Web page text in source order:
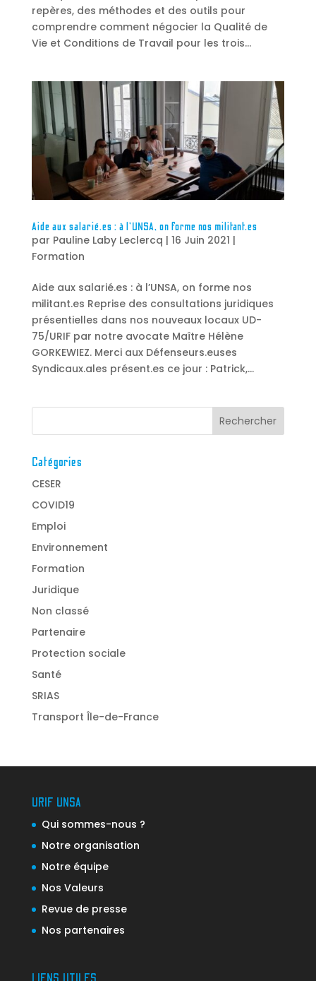
repères, des méthodes et des outils pour
comprendre comment négocier la Qualité de
Vie et Conditions de Travail pour les trois...
Aide aux salarié.es : à l’UNSA, on forme nos militant.es
par Pauline Laby Leclercq | 16 Juin 2021 |
Formation
Aide aux salarié.es : à l’UNSA, on forme nos
militant.es Reprise des consultations juridiques
présentielles dans nos nouveaux locaux UD-
75/URIF par notre avocate Maître Hélène
GORKEWIEZ. Merci aux Défenseurs.euses
Syndicaux.ales présent.es ce jour : Patrick,...
Catégories
CESER
COVID19
Emploi
Environnement
Formation
Juridique
Non classé
Partenaire
Protection sociale
Santé
SRIAS
Transport Île-de-France
URIF UNSA
Qui sommes-nous ?
Notre organisation
Notre équipe
Nos Valeurs
Revue de presse
Nos partenaires